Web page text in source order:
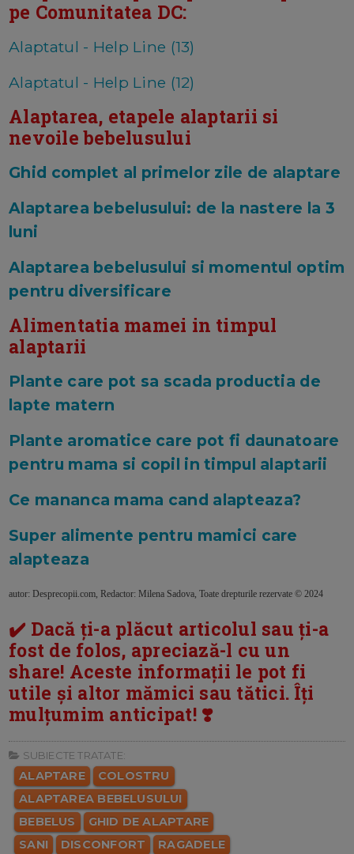
pe Comunitatea DC:
Alaptatul - Help Line (13)
Alaptatul - Help Line (12)
Alaptarea, etapele alaptarii si
nevoile bebelusului
Ghid complet al primelor zile de alaptare
Alaptarea bebelusului: de la nastere la 3
luni
Alaptarea bebelusului si momentul optim
pentru diversificare
Alimentatia mamei in timpul
alaptarii
Plante care pot sa scada productia de
lapte matern
Plante aromatice care pot fi daunatoare
pentru mama si copil in timpul alaptarii
Ce mananca mama cand alapteaza?
Super alimente pentru mamici care
alapteaza
autor: Desprecopii.com, Redactor: Milena Sadova, Toate drepturile rezervate © 2024
✔️ Dacă ți-a plăcut articolul sau ți-a
fost de folos, apreciază-l cu un
share! Aceste informații le pot fi
utile și altor mămici sau tătici. Îți
mulțumim anticipat! ❣️
SUBIECTE TRATATE:
ALAPTARE
COLOSTRU
ALAPTAREA BEBELUSULUI
BEBELUS
GHID DE ALAPTARE
SANI
DISCONFORT RAGADELE